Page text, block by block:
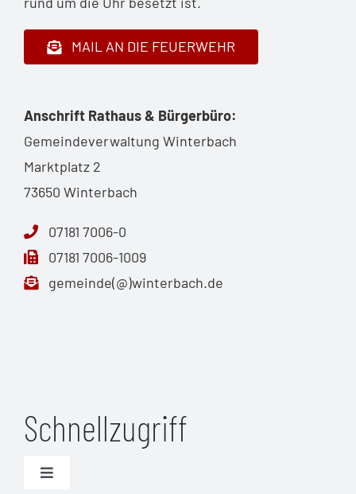
MAIL AN DIE FEUERWEHR
Anschrift Rathaus & Bürgerbüro:
Gemeindeverwaltung Winterbach
Marktplatz 2
73650 Winterbach
07181 7006-0
07181 7006-1009
gemeinde(@)winterbach.de
Schnellzugriff
Toggle